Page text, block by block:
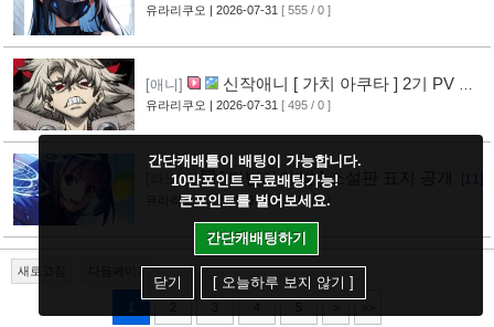
공개 [10]
유라리쿠오 | 2026-07-31 [ 555 / 0 ]
[애니]
신작애니 [ 가치 아쿠타 ] 2기 PV 영
상 공개
[13]
유라리쿠오 | 2026-07-31 [ 495 / 0 ]
[라노벨] [ 마법사의 밤 ] 소설판 표지 공개
유라리쿠오| 2026-07-31 [ 507 / 0 ]
새로고침 다음페이지
간단캐배틀이 배팅이 가능합니다.
10만포인트 무료배팅가능!
큰포인트를 벌어보세요.
간단캐배팅하기
닫기 [ 오늘하루 보지 않기 ]